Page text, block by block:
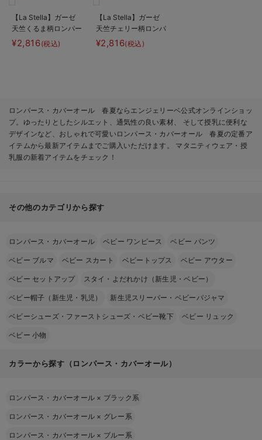
【La Stella】ガーゼ
天竺くるま柄ロンパー
ス
¥2,816(税込)
【La Stella】ガーゼ
天竺チェリー柄ロンパ
ース
¥2,816(税込)
ロンパース・カバーオール 春夏ならエンジェリーベ公式オンラインショッ
プ。ゆったりとしたシルエット、通気性の良い素材、 そして授乳に便利な
デザインなど、おしゃれで可愛いロンパース・カバーオール 春夏の定番ア
イテムから最新アイテムまでご購入いただけます。 マタニティウェア・授
乳服の新着アイテムをチェック！
その他のカテゴリから探す
ロンパース・カバーオール ベビー ワンピース ベビー パンツ
ベビー ブルマ ベビー スカート ベビートップス ベビー アウター
ベビー セットアップ スタイ・よだれかけ（新生児・ベビー）
ベビー帽子（新生児・乳児） 新生児スリーパー・ベビーパジャマ
ベビーシューズ・ファーストシューズ・ベビー靴下 ベビー リュック
ベビー 小物
カラーから探す（ロンパース・カバーオール）
ロンパース・カバーオール × ブラック系
ロンパース・カバーオール × グレー系
ロンパース・カバーオール × ブルー系